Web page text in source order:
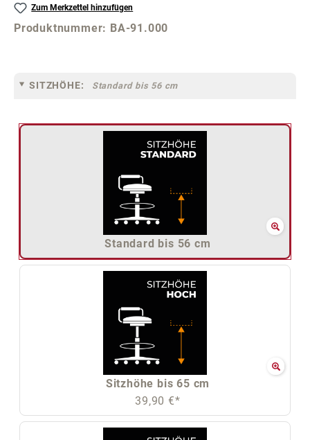
Zum Merkzettel hinzufügen
Produktnummer: BA-91.000
SITZHÖHE: Standard bis 56 cm
Standard bis 56 cm
Sitzhöhe bis 65 cm
39,90 €*